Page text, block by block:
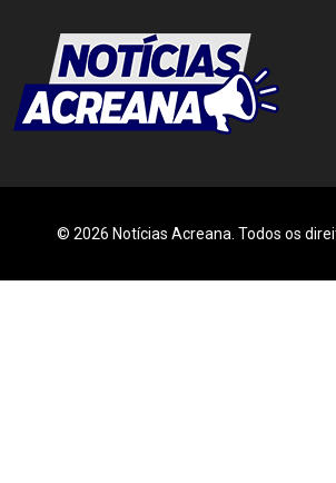
© 2026 Notícias Acreana. Todos os